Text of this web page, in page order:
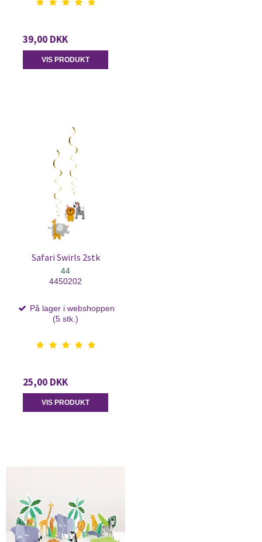
39,00 DKK
VIS PRODUKT
Safari Swirls 2stk
44
4450202
På lager i webshoppen
(5 stk.)
25,00 DKK
VIS PRODUKT